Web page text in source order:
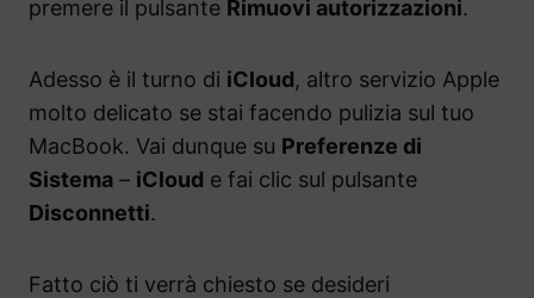
premere il pulsante Rimuovi autorizzazioni.
Adesso è il turno di iCloud, altro servizio Apple
molto delicato se stai facendo pulizia sul tuo
MacBook. Vai dunque su Preferenze di
Sistema – iCloud e fai clic sul pulsante
Disconnetti.
Fatto ciò ti verrà chiesto se desideri